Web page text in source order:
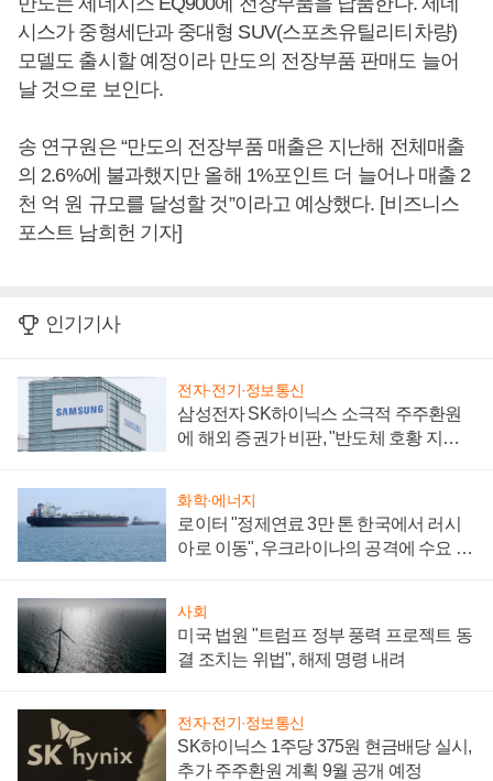
시스가 중형세단과 중대형 SUV(스포츠유틸리티차량)
모델도 출시할 예정이라 만도의 전장부품 판매도 늘어
날 것으로 보인다.
송 연구원은 “만도의 전장부품 매출은 지난해 전체매출
의 2.6%에 불과했지만 올해 1%포인트 더 늘어나 매출 2
천 억 원 규모를 달성할 것”이라고 예상했다. [비즈니스
포스트 남희헌 기자]
인기기사
전자·전기·정보통신
삼성전자 SK하이닉스 소극적 주주환원
에 해외 증권가 비판, "반도체 호황 지속
화학·에너지
로이터 "정제연료 3만 톤 한국에서 러시
아로 이동", 우크라이나의 공격에 수요 늘
사회
미국 법원 "트럼프 정부 풍력 프로젝트 동
결 조치는 위법", 해제 명령 내려
전자·전기·정보통신
SK하이닉스 1주당 375원 현금배당 실시,
추가 주주환원 계획 9월 공개 예정